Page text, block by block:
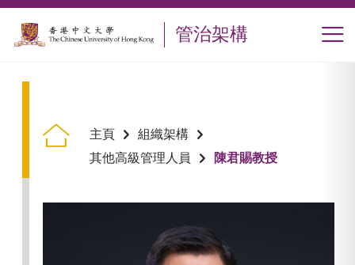
跳到主要內容
管治架構
主頁
組織架構
其他高級管理人員
陳君賜教授